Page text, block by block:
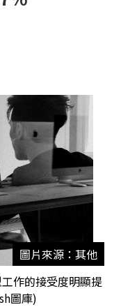
圖片來源：其他
作的接受度明顯提
圖庫)